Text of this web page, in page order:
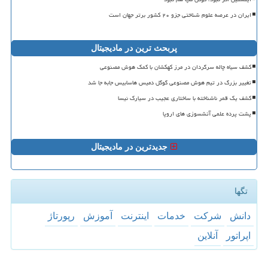
ایران در عرصه علوم شناختی جزو ۲۰ کشور برتر جهان است
پربحث ترین در مادیجیتال
کشف سیاه چاله سرگردان در مرز کهکشان با کمک هوش مصنوعی
تغییر بزرگ در تیم هوش مصنوعی گوگل دمیس هاسابیس جابه جا شد
کشف یک قمر ناشناخته با ساختاری عجیب در سیارک نیسا
پشت پرده علمی آتشسوزی های اروپا
جدیدترین در مادیجیتال
تگها
دانش شركت خدمات اینترنت آموزش
رپورتاژ
اپراتور
آنلاین